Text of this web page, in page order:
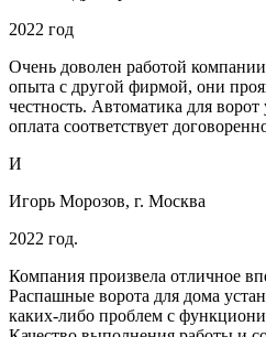
2022 год
Очень доволен работой
опыта с другой фирмой, они
честность. Автоматика для
оплата соответствует
И
Игорь Морозов, г. Москва
2022 год.
Компания произвела отличное
Распашные ворота для дома
каких-либо проблем с